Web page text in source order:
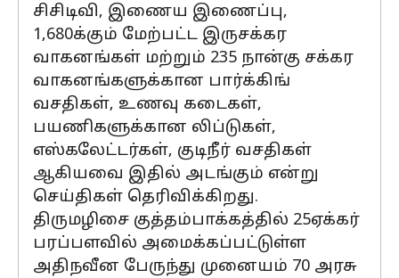
சிசிடிவி, இணைய இணைப்பு,
1,680க்கும் மேற்பட்ட இருசக்கர
வாகனங்கள் மற்றும் 235 நான்கு சக்கர
வாகனங்களுக்கான பார்க்கிங்
வசதிகள், உணவு கடைகள்,
பயணிகளுக்கான லிப்டுகள்,
எஸ்கலேட்டர்கள், குடிநீர் வசதிகள்
ஆகியவை இதில் அடங்கும் என்று
செய்திகள் தெரிவிக்கிறது.
திருமழிசை குத்தம்பாக்கத்தில் 25ஏக்கர்
பரப்பளவில் அமைக்கப்பட்டுள்ள
அதிநவீன பேருந்து முனையம் 70 அரசு